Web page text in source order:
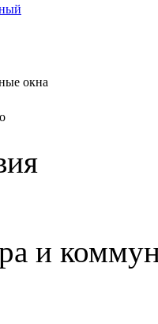
окна
и